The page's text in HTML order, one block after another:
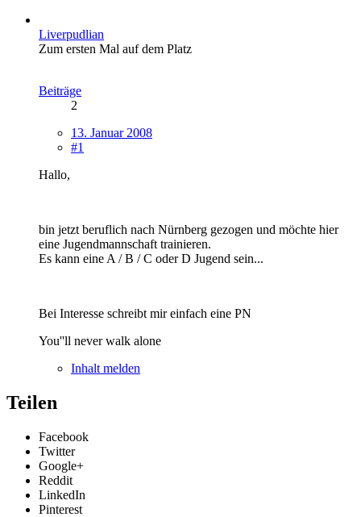
Liverpudlian
Zum ersten Mal auf dem Platz
Beiträge
2
13. Januar 2008
#1
Hallo,
bin jetzt beruflich nach Nürnberg gezogen und möchte hier
eine Jugendmannschaft trainieren.
Es kann eine A / B / C oder D Jugend sein...
Bei Interesse schreibt mir einfach eine PN
You''ll never walk alone
Inhalt melden
Teilen
Facebook
Twitter
Google+
Reddit
LinkedIn
Pinterest